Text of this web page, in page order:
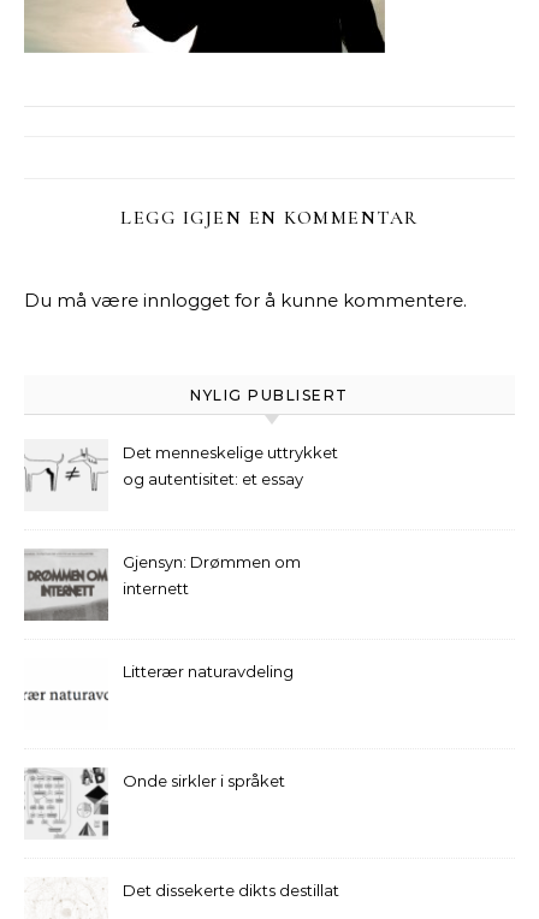
LEGG IGJEN EN KOMMENTAR
Du må være innlogget for å kunne kommentere.
NYLIG PUBLISERT
Det menneskelige uttrykket
og autentisitet: et essay
Gjensyn: Drømmen om
internett
Litterær naturavdeling
Onde sirkler i språket
Det dissekerte dikts destillat